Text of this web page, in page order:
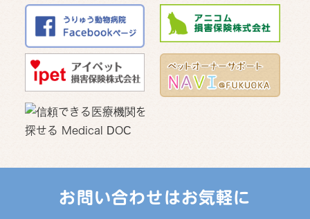
お問い合わせはお気軽に